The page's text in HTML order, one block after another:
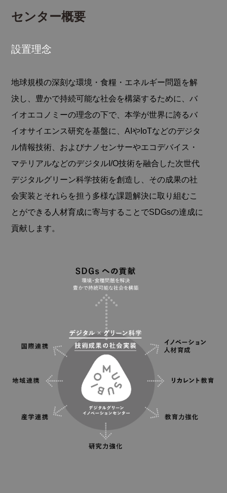
センター概要
設置理念
地球規模の深刻な環境・食糧・エネルギー問題を解
決し、豊かで持続可能な社会を構築するために、バ
イオエコノミーの理念の下で、本学が世界に誇るバ
イオサイエンス研究を基盤に、AIやIoTなどのデジタ
ル情報技術、およびナノセンサーやエコデバイス・
マテリアルなどのデジタルI/O技術を融合した次世代
デジタルグリーン科学技術を創造し、その成果の社
会実装とそれらを担う多様な課題解決に取り組むこ
とができる人材育成に寄与することでSDGsの達成に
貢献します。